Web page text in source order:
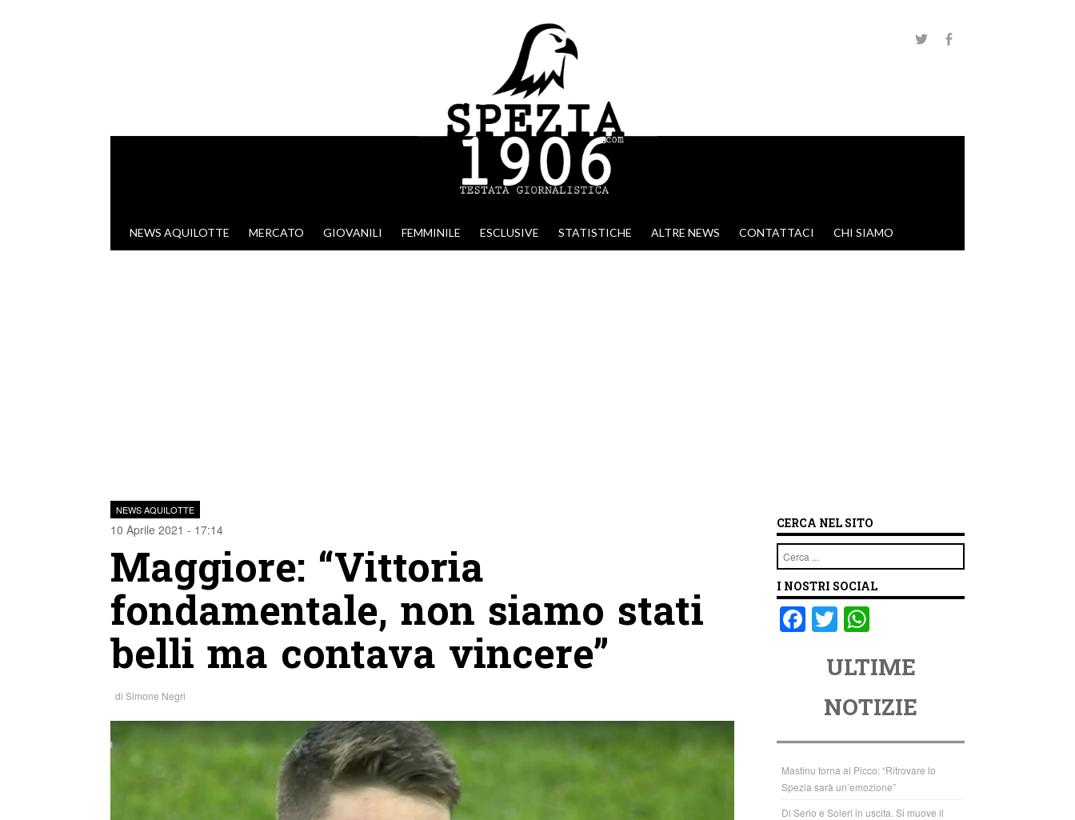
VAI AL CONTENUTO
NEWS AQUILOTTE MERCATO GIOVANILI FEMMINILE ESCLUSIVE STATISTICHE ALTRE NEWS CONTATTACI CHI SIAMO
NEWS AQUILOTTE
10 Aprile 2021 - 17:14
Maggiore: “Vittoria
fondamentale, non siamo stati
belli ma contava vincere”
di Simone Negri
CERCA NEL SITO
Cerca
I NOSTRI SOCIAL
F
o
o
k
T
tt
er
at
s
A
p
p
ULTIME
NOTIZIE
Mastinu torna al Picco: “Ritrovare lo
Spezia sarà un’emozione”
Di Serio e Soleri in uscita. Si muove il